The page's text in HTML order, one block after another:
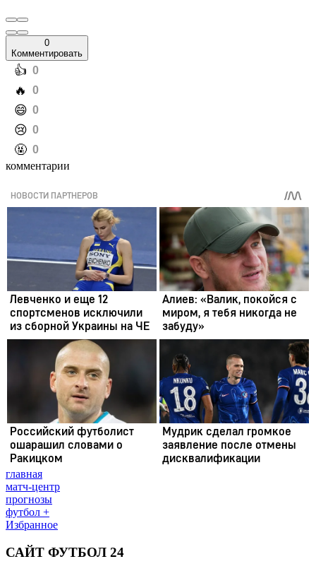
0
Комментировать
️👍 0
️🔥 0
️😄 0
️😢 0
️🤬 0
комментарии
главная
матч-центр
прогнозы
футбол +
Избранное
САЙТ ФУТБОЛ 24